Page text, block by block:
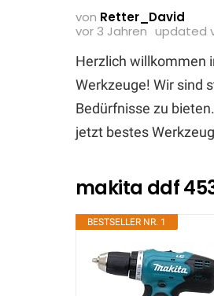
von Retter_David
vor 3 Jahren updated
Herzlich willkommen
Werkzeuge! Wir sind
Bedürfnisse zu
jetzt bestes
makita ddf
BESTSELLER NR. 1